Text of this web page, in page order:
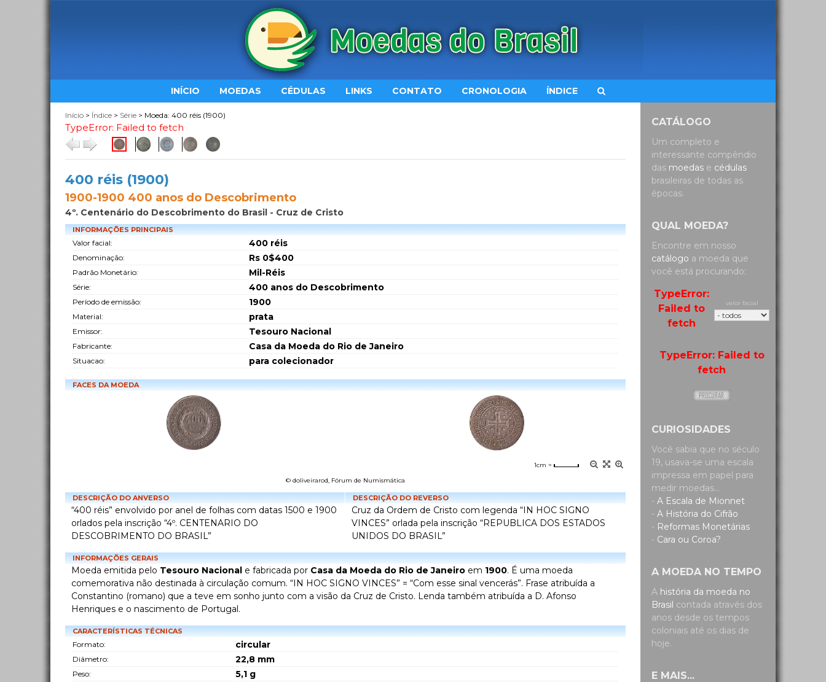
INÍCIO MOEDAS CÉDULAS LINKS CONTATO CRONOLOGIA ÍNDICE
CATÁLOGO
Um completo e
interessante compêndio
das moedas e cédulas
brasileiras de todas as
épocas.
QUAL MOEDA?
Encontre em nosso
catálogo a moeda que
você está procurando:
TypeError:
Failed to
fetch
valor facial
TypeError: Failed to
fetch
CURIOSIDADES
Você sabia que no século
19, usava-se uma escala
impressa em papel para
medir moedas...
- A Escala de Mionnet
- A História do Cifrão
- Reformas Monetárias
- Cara ou Coroa?
A MOEDA NO TEMPO
A história da moeda no
Brasil contada através dos
anos desde os tempos
coloniais até os dias de
hoje.
E MAIS...
Início > Índice > Série > Moeda: 400 réis (1900)
TypeError: Failed to fetch
400 réis (1900)
1900-1900 400 anos do Descobrimento
4º. Centenário do Descobrimento do Brasil - Cruz de Cristo
INFORMAÇÕES PRINCIPAIS
Valor facial: 400 réis
Denominação: Rs 0$400
Padrão Monetário: Mil-Réis
Série: 400 anos do Descobrimento
Período de emissão: 1900
Material: prata
Emissor: Tesouro Nacional
Fabricante: Casa da Moeda do Rio de Janeiro
Situacao: para colecionador
FACES DA MOEDA
1cm =
© doliveirarod, Fórum de Numismática
DESCRIÇÃO DO ANVERSO
“400 réis” envolvido por anel de folhas com datas 1500 e 1900
orlados pela inscrição “4º. CENTENARIO DO
DESCOBRIMENTO DO BRASIL”
DESCRIÇÃO DO REVERSO
Cruz da Ordem de Cristo com legenda “IN HOC SIGNO
VINCES” orlada pela inscrição “REPUBLICA DOS ESTADOS
UNIDOS DO BRASIL”
INFORMAÇÕES GERAIS
Moeda emitida pelo Tesouro Nacional e fabricada por Casa da Moeda do Rio de Janeiro em 1900. É uma moeda
comemorativa não destinada à circulação comum. “IN HOC SIGNO VINCES” = “Com esse sinal vencerás”. Frase atribuída a
Constantino (romano) que a teve em sonho junto com a visão da Cruz de Cristo. Lenda também atribuída a D. Afonso
Henriques e o nascimento de Portugal.
CARACTERÍSTICAS TÉCNICAS
Formato: circular
Diâmetro: 22,8 mm
Peso: 5,1 g